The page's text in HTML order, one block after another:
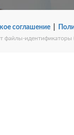
соглашение|
файлы-идентификаторы